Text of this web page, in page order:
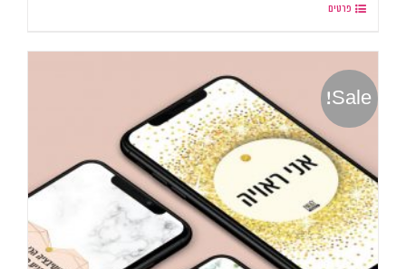
פרטים
Sale!